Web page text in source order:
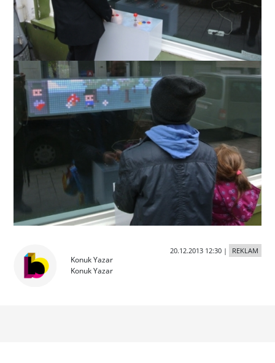
Konuk Yazar
Konuk Yazar
20.12.2013 12:30| REKLAM